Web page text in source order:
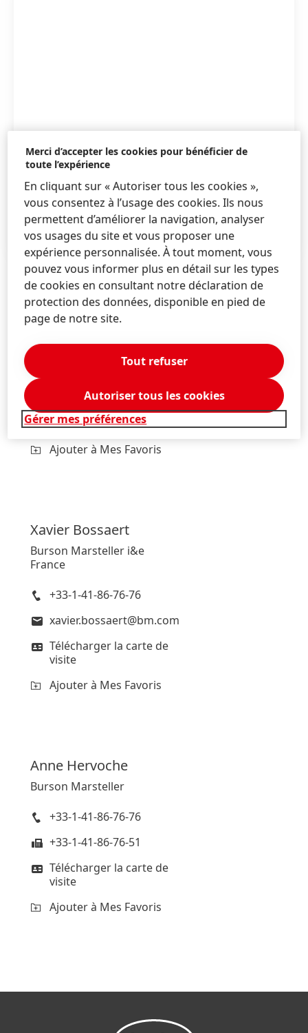
Haute rés.
Basse rés.
Ajouter à Mes Favoris
StéphanieCoignard
France
01 46 84 92 23
Télécharger la carte de
visite
Ajouter à Mes Favoris
Xavier Bossaert
Burson Marsteller i&e
France
+33-1-41-86-76-76
xavier.bossaert@bm.com
Télécharger la carte de
visite
Ajouter à Mes Favoris
Anne Hervoche
Burson Marsteller
+33-1-41-86-76-76
+33-1-41-86-76-51
Télécharger la carte de
visite
Ajouter à Mes Favoris
Merci d’accepter les cookies pour bénéficier de
toute l’expérience
En cliquant sur « Autoriser tous les cookies »,
vous consentez à l’usage des cookies. Ils nous
permettent d’améliorer la navigation, analyser
vos usages du site et vous proposer une
expérience personnalisée. À tout moment, vous
pouvez vous informer plus en détail sur les types
de cookies en consultant notre déclaration de
protection des données, disponible en pied de
page de notre site.
Gérer mes préférences
Tout refuser
Autoriser tous les cookies